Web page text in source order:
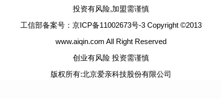
投资有风险,加盟需谨慎
工信部备案号：京ICP备11002673号-3 Copyright ©2013
www.aiqin.com All Right Reserved
创业有风险 投资需谨慎
版权所有:北京爱亲科技股份有限公司